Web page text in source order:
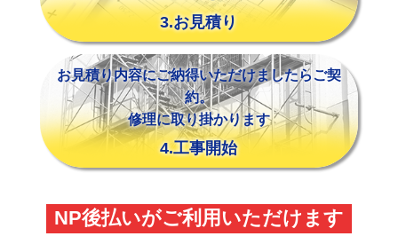
3.お見積り
お見積り内容にご納得いただけましたらご契
約。
修理に取り掛かります
4.工事開始
NP後払いがご利用いただけます